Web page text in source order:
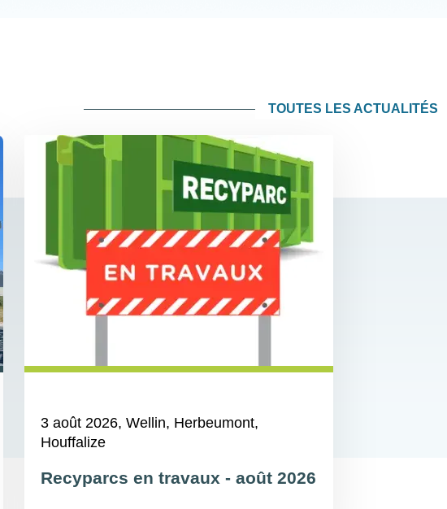
3 août 2026, Wellin, Herbeumont,
Houffalize
Recyparcs en travaux - août 2026
TOUTES LES ACTUALITÉS